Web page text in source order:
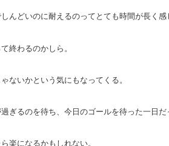
んどいのに耐えるのってとても時間が長く感
終わるのかしら。
ないかという気にもなってくる。
ぎるのを待ち、今日のゴールを待った一日だ
楽になるかもしれない。